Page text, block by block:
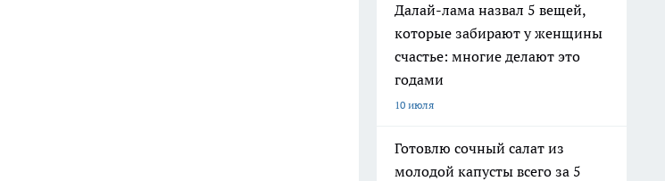
Далай-лама назвал 5 вещей,
которые забирают у женщины
счастье: многие делают это
годами
10 июля
Готовлю сочный салат из
молодой капусты всего за 5